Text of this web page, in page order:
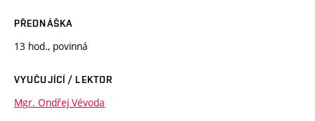
PŘEDNÁŠKA
13 hod., povinná
VYUČUJÍCÍ / LEKTOR
Mgr. Ondřej Vévoda